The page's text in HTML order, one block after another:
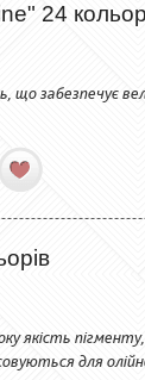
24
що забезпечує
якість
для